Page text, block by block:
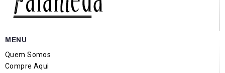
MENU
Quem Somos
Compre Aqui